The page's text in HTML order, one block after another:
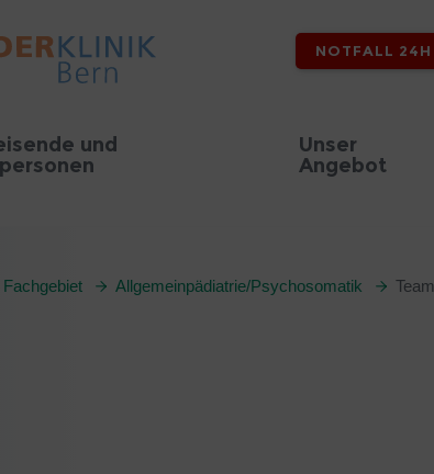
NOTFALL 24H
und
Unser
Angebot
Allgemeinpädiatrie/Psychosomatik Team